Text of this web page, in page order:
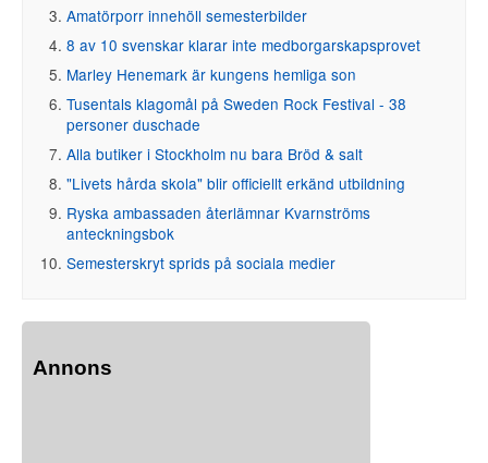
Amatörporr innehöll semesterbilder
8 av 10 svenskar klarar inte medborgarskapsprovet
Marley Henemark är kungens hemliga son
Tusentals klagomål på Sweden Rock Festival - 38
personer duschade
Alla butiker i Stockholm nu bara Bröd & salt
"Livets hårda skola" blir officiellt erkänd utbildning
Ryska ambassaden återlämnar Kvarnströms
anteckningsbok
Semesterskryt sprids på sociala medier
Annons